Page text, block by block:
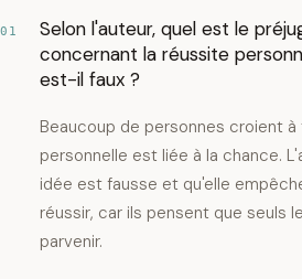
01
Selon l'auteur, quel est le
concernant la réussite
est-il faux ?
Beaucoup de personnes croient
personnelle est liée à la chance.
idée est fausse et qu'elle
réussir, car ils pensent que seuls
parvenir.